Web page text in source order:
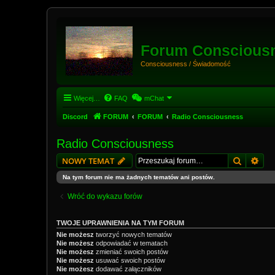
Forum
Consciousness / Świadomość
Więcej… FAQ mChat
Discord FORUM FORUM Radio Consciousness
Radio Consciousness
NOWY TEMAT Szukaj
Na tym forum nie ma żadnych tematów ani postów.
Wróć do wykazu forów
TWOJE UPRAWNIENIA NA TYM FORUM
Nie możesz tworzyć nowych tematów
Nie możesz odpowiadać w tematach
Nie możesz zmieniać swoich postów
Nie możesz usuwać swoich postów
Nie możesz dodawać załączników